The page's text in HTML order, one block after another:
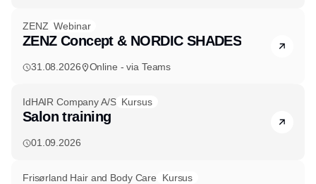
ZENZ Webinar
ZENZ Concept & NORDIC SHADES
31.08.2026 Online - via Teams
IdHAIR Company A/S Kursus
Salon training
01.09.2026
Frisørland Hair and Body Care Kursus